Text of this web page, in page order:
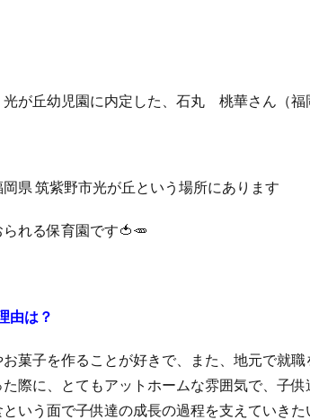
が丘幼児園に内定した、石丸 桃華さん（福
県 筑紫野市光が丘という場所にあります
れる保育園です🍅🥕
由は？
菓子を作ることが好きで、また、地元で就
際に、とてもアットホームな雰囲気で、子
いう面で子供達の成長の過程を支えていき